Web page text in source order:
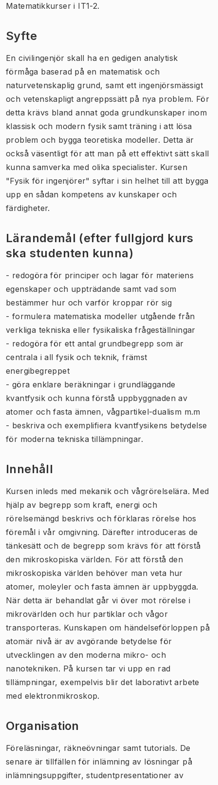
Matematikkurser i IT1-2.
Syfte
En civilingenjör skall ha en gedigen analytisk
förmåga baserad på en matematisk och
naturvetenskaplig grund, samt ett ingenjörsmässigt
och vetenskapligt angreppssätt på nya problem. För
detta krävs bland annat goda grundkunskaper inom
klassisk och modern fysik samt träning i att lösa
problem och bygga teoretiska modeller. Detta är
också väsentligt för att man på ett effektivt sätt skall
kunna samverka med olika specialister. Kursen
"Fysik för ingenjörer" syftar i sin helhet till att bygga
upp en sådan kompetens av kunskaper och
färdigheter.
Lärandemål (efter fullgjord kurs
ska studenten kunna)
- redogöra för principer och lagar för materiens
egenskaper och uppträdande samt vad som
bestämmer hur och varför kroppar rör sig
- formulera matematiska modeller utgående från
verkliga tekniska eller fysikaliska frågeställningar
- redogöra för ett antal grundbegrepp som är
centrala i all fysik och teknik, främst
energibegreppet
- göra enklare beräkningar i grundläggande
kvantfysik och kunna förstå uppbyggnaden av
atomer och fasta ämnen, vågpartikel-dualism m.m
- beskriva och exemplifiera kvantfysikens betydelse
för moderna tekniska tillämpningar.
Innehåll
Kursen inleds med mekanik och vågrörelselära. Med
hjälp av begrepp som kraft, energi och
rörelsemängd beskrivs och förklaras rörelse hos
föremål i vår omgivning. Därefter introduceras de
tänkesätt och de begrepp som krävs för att förstå
den mikroskopiska världen. För att förstå den
mikroskopiska världen behöver man veta hur
atomer, moleyler och fasta ämnen är uppbyggda.
När detta är behandlat går vi över mot rörelse i
mikrovärlden och hur partiklar och vågor
transporteras. Kunskapen om händelseförloppen på
atomär nivå är av avgörande betydelse för
utvecklingen av den moderna mikro- och
nanotekniken. På kursen tar vi upp en rad
tillämpningar, exempelvis blir det laborativt arbete
med elektronmikroskop.
Organisation
Föreläsningar, räkneövningar samt tutorials. De
senare är tillfällen för inlämning av lösningar på
inlämningsuppgifter, studentpresentationer av